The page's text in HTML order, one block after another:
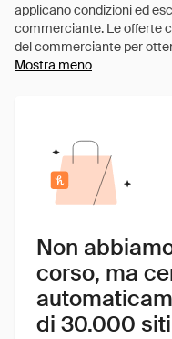
Mostra meno
Non
corso, ma
di 30.000